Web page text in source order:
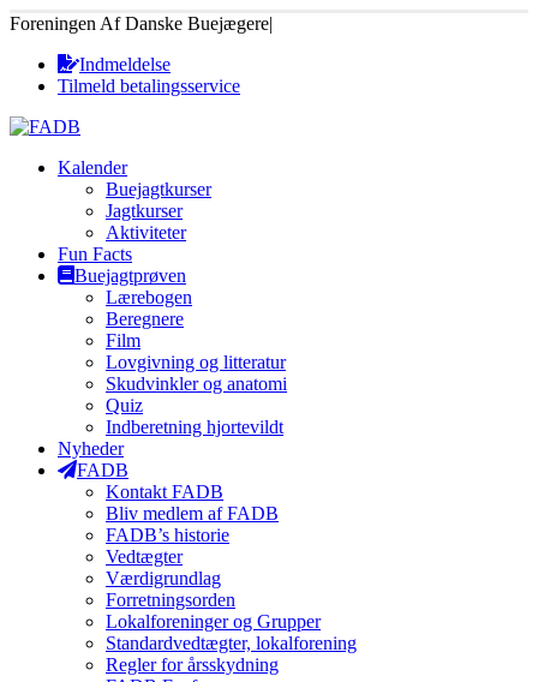
Foreningen Af Danske Buejægere|
Indmeldelse
Tilmeld betalingsservice
Kalender
Buejagtkurser
Jagtkurser
Aktiviteter
Fun Facts
Buejagtprøven
Lærebogen
Beregnere
Film
Lovgivning og litteratur
Skudvinkler og anatomi
Quiz
Indberetning hjortevildt
Nyheder
FADB
Kontakt FADB
Bliv medlem af FADB
FADB’s historie
Vedtægter
Værdigrundlag
Forretningsorden
Lokalforeninger og Grupper
Standardvedtægter, lokalforening
Regler for årsskydning